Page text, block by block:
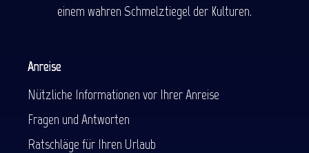
einem wahren Schmelztiegel der Kulturen.
Anreise
Nützliche Informationen vor Ihrer Anreise
Fragen und Antworten
Ratschläge für Ihren Urlaub